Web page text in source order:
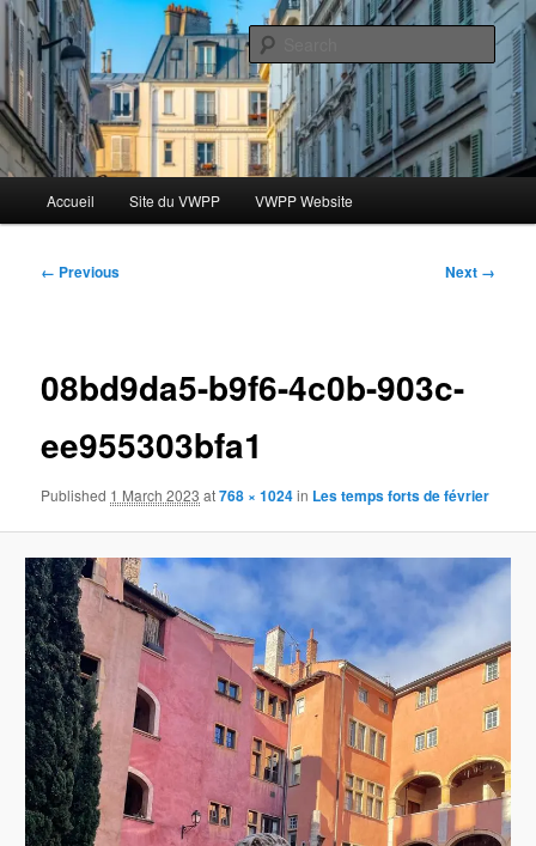
Skip
primary
contentBlog VWPP
Le blog des étudiants du Vassar-Wesleyan Programme à Paris
Accueil Site du VWPP VWPP Website
Image
← Previous Next →
08bd9da5-b9f6-4c0b-903c-
ee955303bfa1
Published 1 March 2023 at768 × 1024in Les temps forts de février